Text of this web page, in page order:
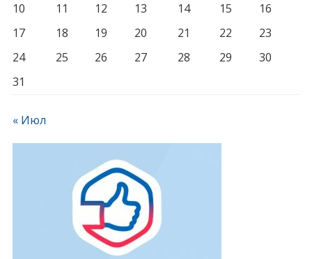
10
11 12 13 14 15
16
17
18 19 20 21 22
23
24
25 26 27 28 29
30
31
« Июл